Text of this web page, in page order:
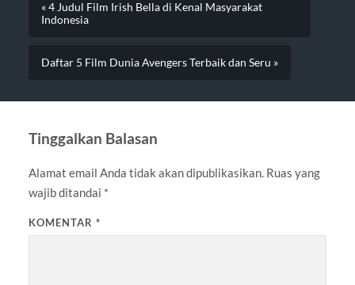
« 4 Judul Film Irish Bella di Kenal Masyarakat
Indonesia
Daftar 5 Film Dunia Avengers Terbaik dan Seru »
Tinggalkan Balasan
Alamat email Anda tidak akan dipublikasikan. Ruas yang
wajib ditandai *
KOMENTAR *